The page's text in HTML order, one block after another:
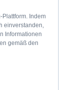
Indem
einverstanden,
Informationen
gemäß den